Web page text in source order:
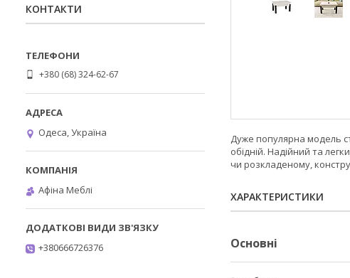
Дуже популярна модель
обідній. Надійний та
чи розкладеному,
ХАРАКТЕРИСТИКИ
Основні
КОНТАКТИ
+380 (68) 324-62-67
Одеса, Україна
Афіна Меблі
+380666726376